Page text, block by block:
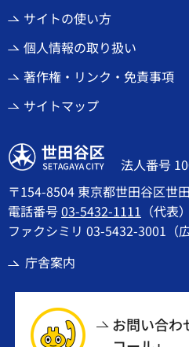
サイトの使い方
個人情報の取り扱い
著作権・リンク・免責事項
サイトマップ
世田谷区
法人番号
〒154-8504 東京都世田谷区世
電話番号03-5432-1111 （代表）
ファクシミリ 03-5432-3001（
庁舎案内
お問い合わ